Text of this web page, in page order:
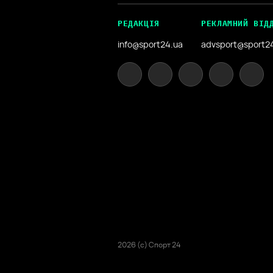
РЕДАКЦІЯ
info@sport24.ua
РЕКЛАМНИЙ
2026 (с) Спорт 24